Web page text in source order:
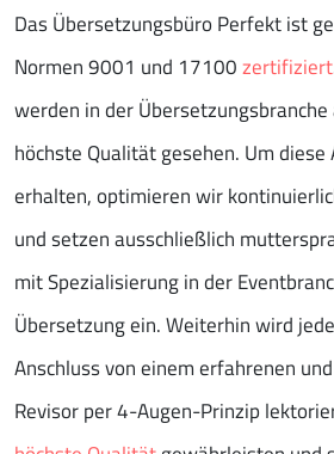
Das Übersetzungsbüro Perfekt ist
Normen 9001 und 17100zertifiziert
werden in der
höchste Qualität gesehen. Um diese
erhalten, optimieren wir
und setzen ausschließlich
mit Spezialisierung in der
Übersetzung ein. Weiterhin wird
Anschluss von einem erfahrenen
Revisor per 4-Augen-Prinzip